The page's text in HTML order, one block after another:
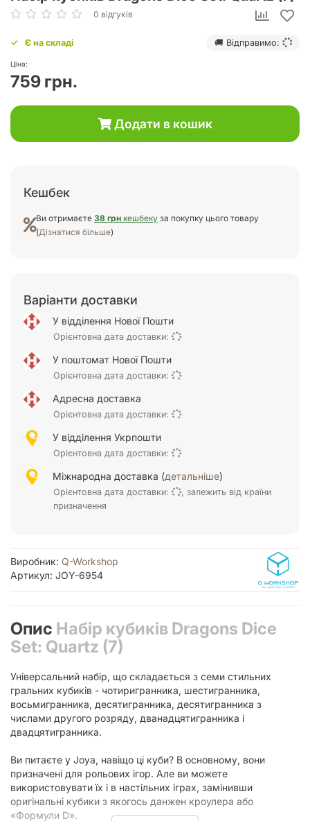
0 відгуків
Є на складі 🚚 Відправимо:
Ціна:
759 грн.
Додати в кошик
Кешбек
Ви отримаєте 38 грн кешбеку за покупку цього товару
(Дізнатися більше)
Варіанти доставки
У відділення Нової Пошти
Орієнтовна дата доставки:
У поштомат Нової Пошти
Орієнтовна дата доставки:
Адресна доставка
Орієнтовна дата доставки:
У відділення Укрпошти
Орієнтовна дата доставки:
Міжнародна доставка (детальніше)
Орієнтовна дата доставки:
, залежить від країни
призначення
Виробник: Q-Workshop
Артикул: JOY-6954
Опис Набір кубиків Dragons Dice
Set: Quartz (7)
Універсальний набір, що складається з семи стильних
гральних кубиків - чотиригранника, шестигранника,
восьмигранника, десятигранника, десятигранника з
числами другого розряду, дванадцятигранника і
двадцятигранника.
Ви питаєте у Joyа, навіщо ці куби? В основному, вони
призначені для рольових ігор. Але ви можете
використовувати їх і в настільних іграх, замінивши
оригінальні кубики з якогось данжен кроулера або
«Формули D».